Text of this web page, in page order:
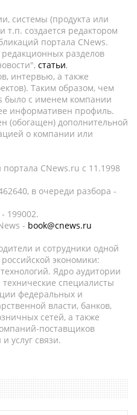
системы (продукта или
т.п. создается редактором
портала CNews.
разделов
статьи,
интервью, а также
Таким образом, чем
было с именем компании
информативен профиль.
(обогащен) дополнительной
о компании или
CNews.ru c 11.1998
в очереди разбора -
199002.
- book@cnews.ru
и сотрудники одной
экономики:
Ядро аудитории
специалисты
федеральных и
власти, банков,
сетей, а также
поставщиков
услуг связи.